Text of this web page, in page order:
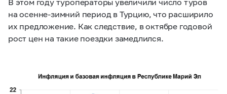
на осенне-зимний период в Турцию, что расширило
их предложение. Как следствие, в октябре годовой
рост цен на такие поездки замедлился.